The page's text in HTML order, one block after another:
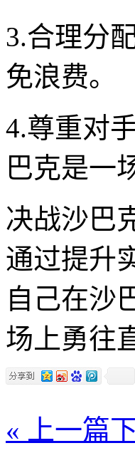
3.合理分
免浪费。
4.尊重对
巴克是一
决战沙巴
通过提升
自己在沙
场上勇往
« 上一篇